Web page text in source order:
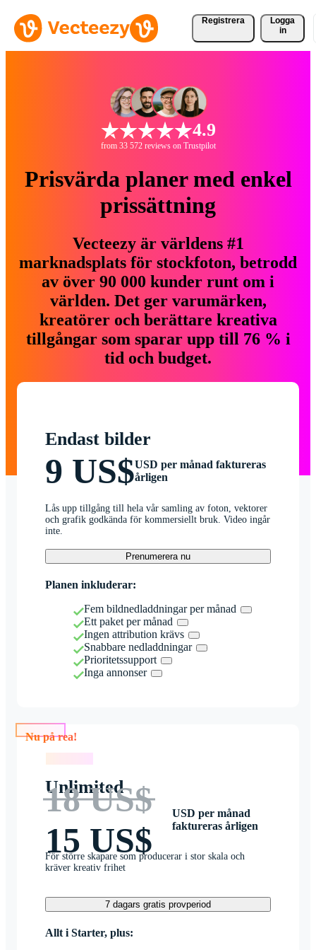
Registrera
Logga
in
4.9
from 33 572 reviews on Trustpilot
Prisvärda planer med enkel
prissättning
Vecteezy är världens #1
marknadsplats för stockfoton, betrodd
av över 90 000 kunder runt om i
världen. Det ger varumärken,
kreatörer och berättare kreativa
tillgångar som sparar upp till 76 % i
tid och budget.
Endast bilder
9 US$USD per månad faktureras
årligen
Lås upp tillgång till hela vår samling av foton, vektorer
och grafik godkända för kommersiellt bruk. Video ingår
inte.
Prenumerera nu
Planen inkluderar:
Fem bildnedladdningar per månad
Ett paket per månad
Ingen attribution krävs
Snabbare nedladdningar
Prioritetssupport
Inga annonser
Nu på rea!
Unlimited
18 US$
15 US$
USD per månad
faktureras årligen
För större skapare som producerar i stor skala och
kräver kreativ frihet
7 dagars gratis provperiod
Allt i Starter, plus: